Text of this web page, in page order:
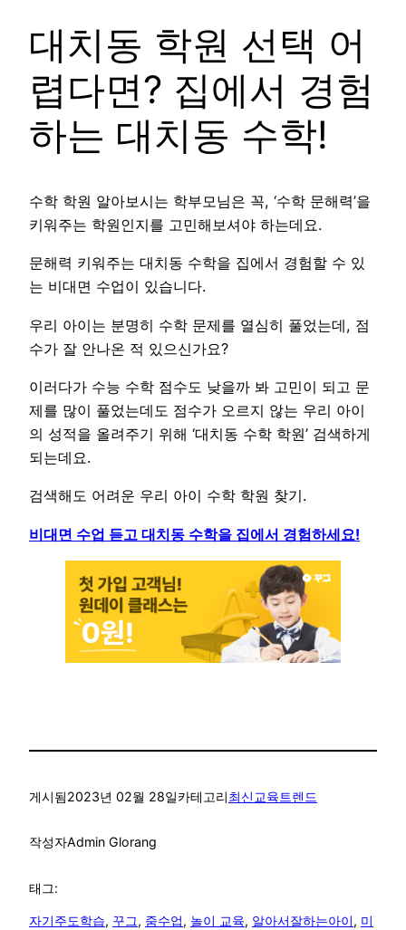
대치동 학원 선택 어
렵다면? 집에서 경험
하는 대치동 수학!
수학 학원 알아보시는 학부모님은 꼭, ‘수학 문해력’을
키워주는 학원인지를 고민해보셔야 하는데요.
문해력 키워주는 대치동 수학을 집에서 경험할 수 있
는 비대면 수업이 있습니다.
우리 아이는 분명히 수학 문제를 열심히 풀었는데, 점
수가 잘 안나온 적 있으신가요?
이러다가 수능 수학 점수도 낮을까 봐 고민이 되고 문
제를 많이 풀었는데도 점수가 오르지 않는 우리 아이
의 성적을 올려주기 위해 ‘대치동 수학 학원’ 검색하게
되는데요.
검색해도 어려운 우리 아이 수학 학원 찾기.
비대면 수업 듣고 대치동 수학을 집에서 경험하세요!
게시됨2023년 02월 28일카테고리최신교육트렌드
작성자Admin Glorang
태그:
자기주도학습, 꾸그, 줌수업, 놀이 교육, 알아서잘하는아이, 미